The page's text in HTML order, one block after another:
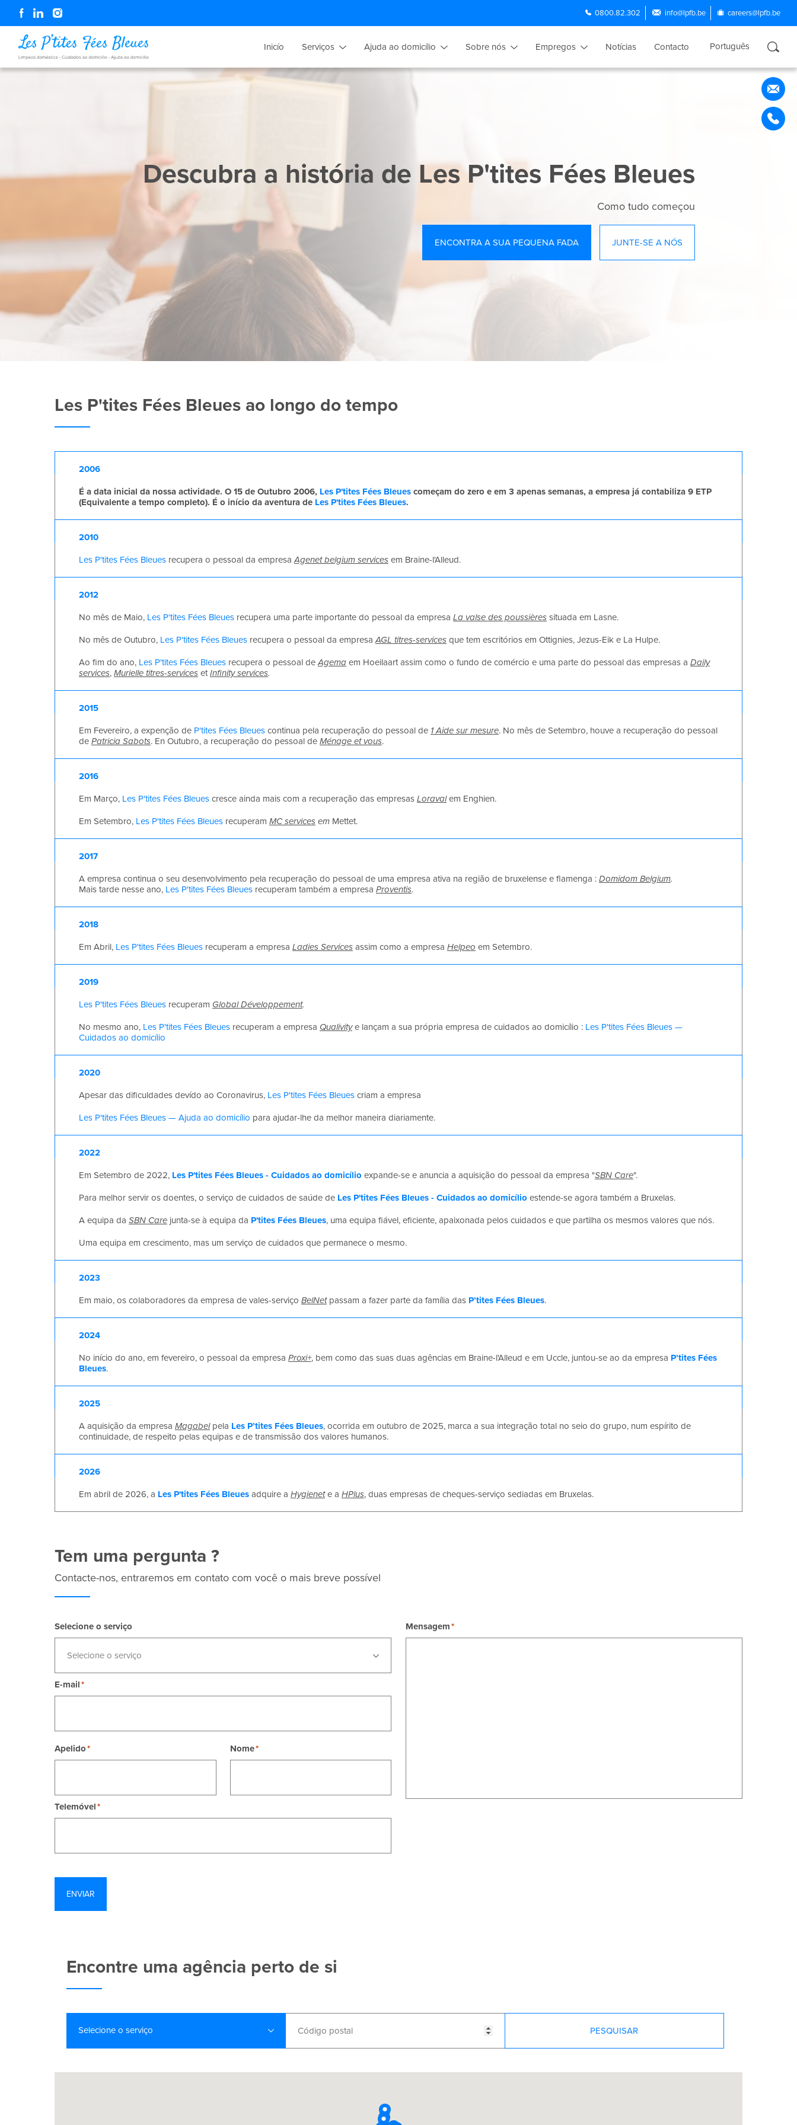
0800.82.302 info@lpfb.be careers@lpfb.be
Inicío Serviços Ajuda ao domicílio Sobre nós Empregos Notícias Contacto Português
Français
Descubra a história de Les P'tites Fées Bleues
Como tudo começou
ENCONTRA A SUA PEQUENA FADA JUNTE-SE A NÓS
Les P'tites Fées Bleues ao longo do tempo
2006
É a data inicial da nossa actividade. O 15 de Outubro 2006, Les P'tites Fées Bleues começam do zero e em 3 apenas semanas, a empresa já contabiliza 9 ETP
(Equivalente a tempo completo). É o início da aventura de Les P'tites Fées Bleues.
2010
Les P'tites Fées Bleues recupera o pessoal da empresaAgenet belgium services em Braine-l'Alleud.
2012
No mês de Maio, Les P'tites Fées Bleues recupera uma parte importante do pessoal da empresa La valse des poussières situada em Lasne.
No mês de Outubro, Les P'tites Fées Bleues recupera o pessoal da empresaAGL titres-services que tem escritórios em Ottignies, Jezus-Eik e La Hulpe.
Ao fim do ano, Les P'tites Fées Bleues recupera o pessoal deAgema em Hoeilaart assim como o fundo de comércio e uma parte do pessoal das empresas a Daily
services, Murielle titres-services etInfinity services.
2015
Em Fevereiro, a expenção de P'tites Fées Bleues continua pela recuperação do pessoal de 1 Aide sur mesure. No mês de Setembro, houve a recuperação do pessoal
de Patricia Sabots. En Outubro, a recuperação do pessoal de Ménage et vous.
2016
Em Março, Les P'tites Fées Bleues cresce ainda mais com a recuperação das empresas Loravalem Enghien.
Em Setembro, Les P'tites Fées Bleues recuperam MC services em Mettet.
2017
A empresa continua o seu desenvolvimento pela recuperação do pessoal de uma empresa ativa na região de bruxelense e flamenga : Domidom Belgium.
Mais tarde nesse ano, Les P'tites Fées Bleues recuperam também a empresa Proventis.
2018
Em Abril, Les P'tites Fées Bleues recuperam a empresa Ladies Services assim como a empresa Helpeo em Setembro.
2019
Les P'tites Fées Bleues recuperam Global Développement.
No mesmo ano, Les P'tites Fées Bleues recuperam a empresa Qualivity e lançam a sua própria empresa de cuidados ao domicílio : Les P'tites Fées Bleues —
Cuidados ao domicílio
2020
Apesar das dificuldades devído ao Coronavirus, Les P'tites Fées Bleues criam a empresa
Les P'tites Fées Bleues — Ajuda ao domicílio para ajudar-lhe da melhor maneira diariamente.
2022
Em Setembro de 2022, Les P'tites Fées Bleues - Cuidados ao domicílio expande-se e anuncia a aquisição do pessoal da empresa "SBN Care".
Para melhor servir os doentes, o serviço de cuidados de saúde de Les P'tites Fées Bleues - Cuidados ao domicílio estende-se agora também a Bruxelas.
A equipa da SBN Care junta-se à equipa da P'tites Fées Bleues, uma equipa fiável, eficiente, apaixonada pelos cuidados e que partilha os mesmos valores que nós.
Uma equipa em crescimento, mas um serviço de cuidados que permanece o mesmo.
2023
Em maio, os colaboradores da empresa de vales-serviço BelNetpassam a fazer parte da família das P’tites Fées Bleues.
2024
No início do ano, em fevereiro, o pessoal da empresa Proxi+, bem como das suas duas agências em Braine-l'Alleud e em Uccle, juntou-se ao da empresa P’tites Fées
Bleues.
2025
A aquisição da empresa Magabelpela Les P’tites Fées Bleues, ocorrida em outubro de 2025, marca a sua integração total no seio do grupo, num espírito de
continuidade, de respeito pelas equipas e de transmissão dos valores humanos.
2026
Em abril de 2026, a Les P'tites Fées Bleues adquire a Hygienete a HPlus, duas empresas de cheques-serviço sediadas em Bruxelas.
Tem uma pergunta ?
Contacte-nos, entraremos em contato com você o mais breve possível
Selecione o serviço
Selecione o serviço
E-mail
Apelido Nome
Telemóvel
Mensagem
Encontre uma agência perto de si
Selecione o serviço